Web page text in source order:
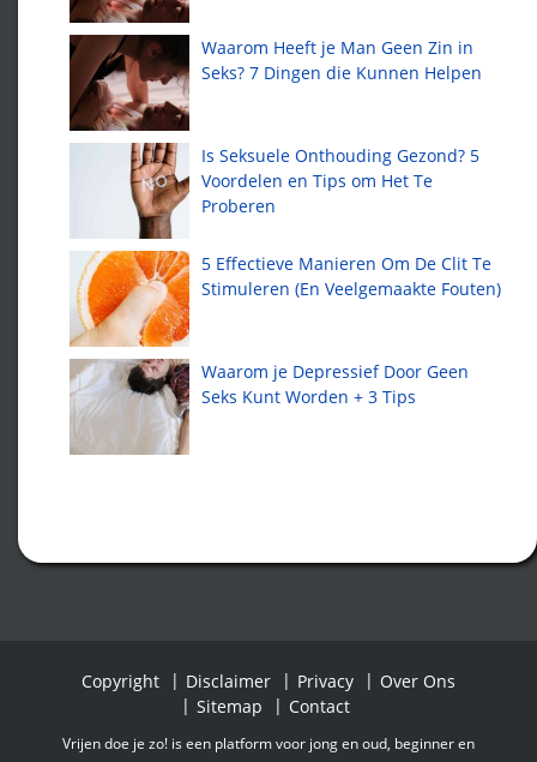
Waarom Heeft je Man Geen Zin in
Seks? 7 Dingen die Kunnen Helpen
Is Seksuele Onthouding Gezond? 5
Voordelen en Tips om Het Te
Proberen
5 Effectieve Manieren Om De Clit Te
Stimuleren (En Veelgemaakte Fouten)
Waarom je Depressief Door Geen
Seks Kunt Worden + 3 Tips
Copyright Disclaimer Privacy
Over Ons
Sitemap
Contact
Vrijen doe je zo! is een platform voor jong en oud, beginner en